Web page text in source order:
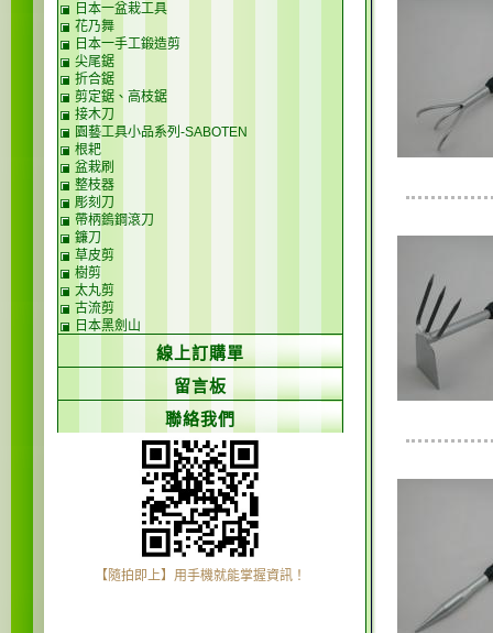
日本一盆栽工具
花乃舞
日本一手工鍛造剪
尖尾鋸
折合鋸
剪定鋸、高枝鋸
接木刀
園藝工具小品系列-SABOTEN
根耙
盆栽刷
整枝器
彫刻刀
帶柄鎢鋼滾刀
鐮刀
草皮剪
樹剪
太丸剪
古流剪
日本黑劍山
線上訂購單
留言板
聯絡我們
【隨拍即上】用手機就能掌握資訊！